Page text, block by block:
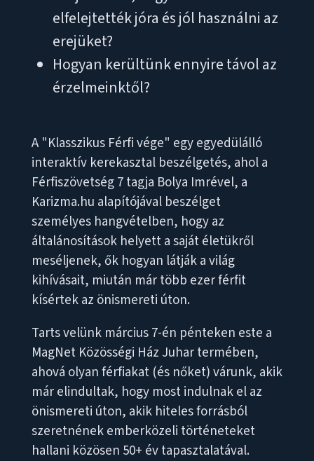
elfelejtették jóra és jól használni az
erejüket?
Hogyan kerültünk ennyire távol az
érzelmeinktől?
A "Klasszikus Férfi vége" egy egyedülálló
interaktív kerekasztal beszélgetés, ahol a
Férfiszövetség 7 tagja Bolya Imrével, a
Karizma.hu alapítójával beszélget
személyes hangvételben, hogy az
általánosítások helyett a saját életükről
meséljenek, ők hogyan látják a világ
kihívásait, miután már több ezer férfit
kísértek az önismereti úton.
Tarts velünk március 7-én pénteken este a
MagNet Közösségi Ház Juhar termében,
ahová olyan férfiakat (és nőket) várunk, akik
már elindultak, hogy most indulnak el az
önismereti úton, akik hiteles forrásból
szeretnének emberközeli történeteket
hallani közösen 50+ év tapasztalatával.